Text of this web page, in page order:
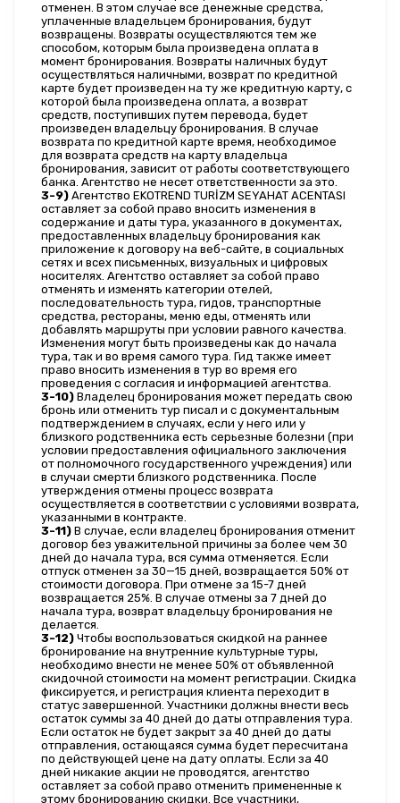
отменен. В этом случае все денежные средства,
уплаченные владельцем бронирования, будут
возвращены. Возвраты осуществляются тем же
способом, которым была произведена оплата в
момент бронирования. Возвраты наличных будут
осуществляться наличными, возврат по кредитной
карте будет произведен на ту же кредитную карту, с
которой была произведена оплата, а возврат
средств, поступивших путем перевода, будет
произведен владельцу бронирования. В случае
возврата по кредитной карте время, необходимое
для возврата средств на карту владельца
бронирования, зависит от работы соответствующего
банка. Агентство не несет ответственности за это.
3-9) Агентство EKOTREND TURİZM SEYAHAT ACENTASI
оставляет за собой право вносить изменения в
содержание и даты тура, указанного в документах,
предоставленных владельцу бронирования как
приложение к договору на веб-сайте, в социальных
сетях и всех письменных, визуальных и цифровых
носителях. Агентство оставляет за собой право
отменять и изменять категории отелей,
последовательность тура, гидов, транспортные
средства, рестораны, меню еды, отменять или
добавлять маршруты при условии равного качества.
Изменения могут быть произведены как до начала
тура, так и во время самого тура. Гид также имеет
право вносить изменения в тур во время его
проведения с согласия и информацией агентства.
3-10) Владелец бронирования может передать свою
бронь или отменить тур писал и с документальным
подтверждением в случаях, если у него или у
близкого родственника есть серьезные болезни (при
условии предоставления официального заключения
от полномочного государственного учреждения) или
в случаи смерти близкого родственника. После
утверждения отмены процесс возврата
осуществляется в соответствии с условиями возврата,
указанными в контракте.
3-11) В случае, если владелец бронирования отменит
договор без уважительной причины за более чем 30
дней до начала тура, вся сумма отменяется. Если
отпуск отменен за 30—15 дней, возвращается 50% от
стоимости договора. При отмене за 15-7 дней
возвращается 25%. В случае отмены за 7 дней до
начала тура, возврат владельцу бронирования не
делается.
3-12) Чтобы воспользоваться скидкой на раннее
бронирование на внутренние культурные туры,
необходимо внести не менее 50% от объявленной
скидочной стоимости на момент регистрации. Скидка
фиксируется, и регистрация клиента переходит в
статус завершенной. Участники должны внести весь
остаток суммы за 40 дней до даты отправления тура.
Если остаток не будет закрыт за 40 дней до даты
отправления, остающаяся сумма будет пересчитана
по действующей цене на дату оплаты. Если за 40
дней никакие акции не проводятся, агентство
оставляет за собой право отменить примененные к
этому бронированию скидки. Все участники,